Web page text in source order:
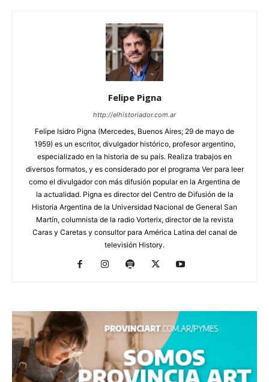
Felipe Pigna
http://elhistoriador.com.ar
Felipe Isidro Pigna (Mercedes, Buenos Aires; 29 de mayo de
1959) es un escritor, divulgador histórico, profesor argentino,
especializado en la historia de su país. Realiza trabajos en
diversos formatos, y es considerado por el programa Ver para leer
como el divulgador con más difusión popular en la Argentina de
la actualidad. Pigna es director del Centro de Difusión de la
Historia Argentina de la Universidad Nacional de General San
Martín, columnista de la radio Vorterix, director de la revista
Caras y Caretas y consultor para América Latina del canal de
televisión History.